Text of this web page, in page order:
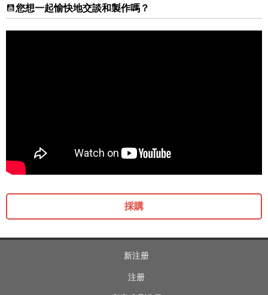
您想一起愉快地交談和製作嗎？
採購
新注册
注册